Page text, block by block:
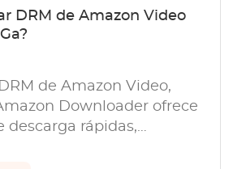
DRM de Amazon Video
de Amazon Video,
Downloader ofrece
descarga rápidas,